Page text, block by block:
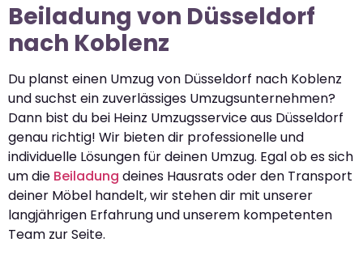
Beiladung von Düsseldorf
nach Koblenz
Du planst einen Umzug von Düsseldorf nach Koblenz
und suchst ein zuverlässiges Umzugsunternehmen?
Dann bist du bei Heinz Umzugsservice aus Düsseldorf
genau richtig! Wir bieten dir professionelle und
individuelle Lösungen für deinen Umzug. Egal ob es sich
um die Beiladung deines Hausrats oder den Transport
deiner Möbel handelt, wir stehen dir mit unserer
langjährigen Erfahrung und unserem kompetenten
Team zur Seite.